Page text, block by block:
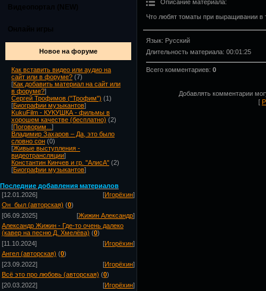
Новое на форуме
Как вставить видео или аудио на
сайт или в форуме? (7)
[Как добавить материал на сайт или
в форуме?]
Сергей Трофимов ("Трофим") (1)
[Биографии музыкантов]
KukuFilm - КУКУШКА - фильмы в
хорошем качестве (бесплатно) (2)
[Поговорим... ]
Владимир Захаров – Да, это было
словно сон (0)
[Живые выступления -
видеотрансляции]
Константин Кинчев и гр. "АлисА" (2)
[Биографии музыкантов]
Последние добавления материалов
[12.01.2026]
[Игорёхин]
Он_был (авторская) (0)
[06.09.2025]
[Жижин Александр]
Александр Жижин - Где-то очень далеко
(кавер на песню Д. Хмелёва) (0)
[11.10.2024]
[Игорёхин]
Ангел (авторская) (0)
[23.09.2022]
[Игорёхин]
Всё это про любовь (авторская) (0)
[20.03.2022]
[Игорёхин]
Описание материала:
Что любят томаты при выращивании в
Язык: Русский
Длительность материала: 00:01:25
Всего комментариев: 0
Добавлять комментарии
[